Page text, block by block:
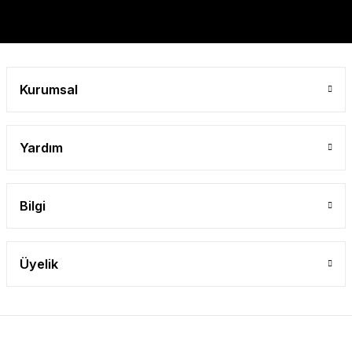
Kurumsal
Yardım
Bilgi
Üyelik